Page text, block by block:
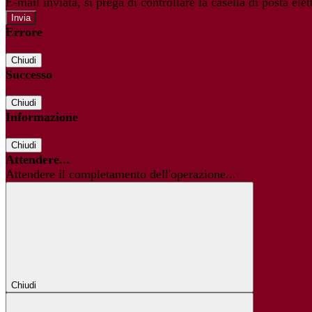
Errore
Chiudi
Successo
Chiudi
Informazione
Chiudi
Attendere...
Attendere il completamento dell'operazione...
Chiudi